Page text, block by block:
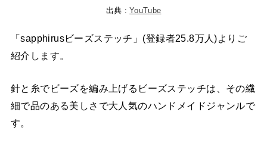
出典 :YouTube
「sapphirusビーズステッチ」(登録者25.8万人)よりご
紹介します。
針と糸でビーズを編み上げるビーズステッチは、その繊
細で品のある美しさで大人気のハンドメイドジャンルで
す。